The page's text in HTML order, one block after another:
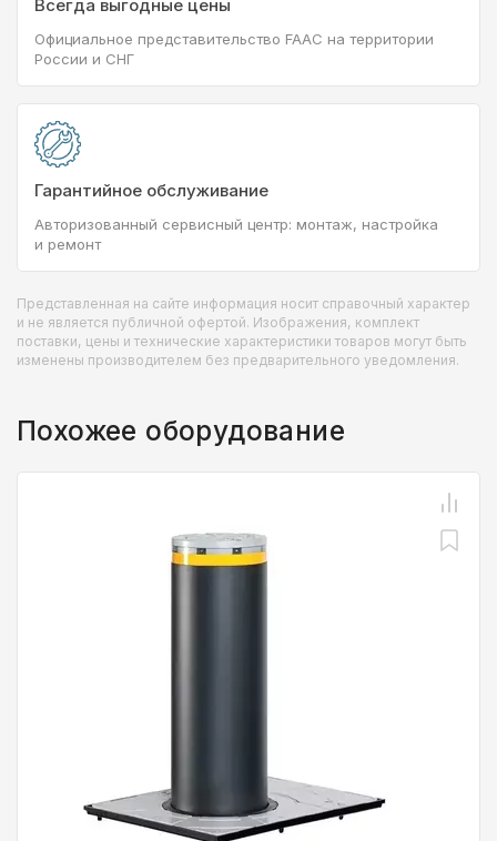
Всегда выгодные цены
Официальное представительство FAAC на территории
России и СНГ
Гарантийное обслуживание
Авторизованный сервисный центр: монтаж, настройка
и ремонт
Представленная на сайте информация носит справочный характер
и не является публичной офертой. Изображения, комплект
поставки, цены и технические характеристики товаров могут быть
изменены производителем без предварительного уведомления.
Похожее оборудование